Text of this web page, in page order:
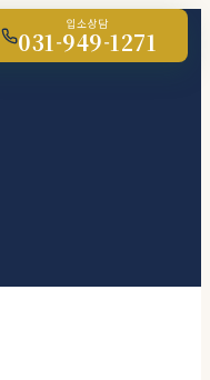
입소상담
031-949-1271